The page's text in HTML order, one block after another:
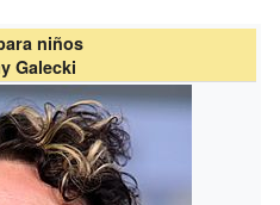
niños
Galecki